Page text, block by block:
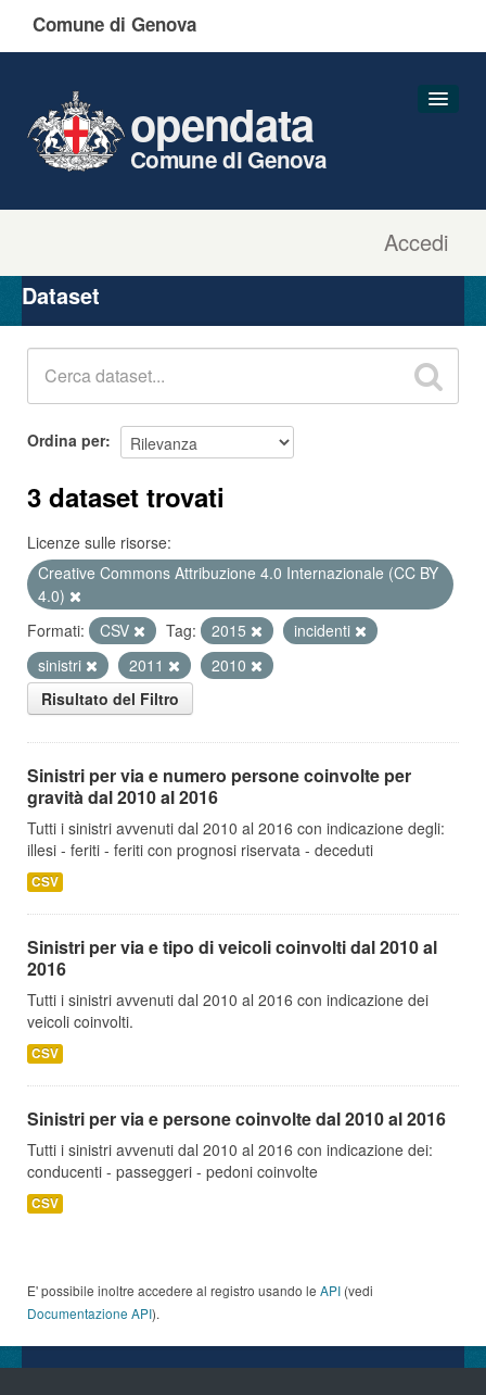
Comune di Genova
Accedi
opendata
Comune di Genova
Organizzazioni
Gruppi
Dataset
Ordina per
3 dataset trovati
Licenze sulle risorse:
Creative Commons Attribuzione 4.0 Internazionale (CC BY
4.0)
Formati:
CSV Tag: 2015
incidenti
sinistri
2011
2010
Risultato del Filtro
Sinistri per via e numero persone coinvolte per
gravità dal 2010 al 2016
Tutti i sinistri avvenuti dal 2010 al 2016 con indicazione degli:
illesi - feriti - feriti con prognosi riservata - deceduti
CSV
Sinistri per via e tipo di veicoli coinvolti dal 2010 al
2016
Tutti i sinistri avvenuti dal 2010 al 2016 con indicazione dei
veicoli coinvolti.
CSV
Sinistri per via e persone coinvolte dal 2010 al 2016
Tutti i sinistri avvenuti dal 2010 al 2016 con indicazione dei:
conducenti - passeggeri - pedoni coinvolte
CSV
E' possibile inoltre accedere al registro usando le API (vedi
Documentazione API).